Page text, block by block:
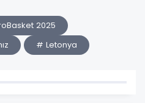
2025
# Letonya